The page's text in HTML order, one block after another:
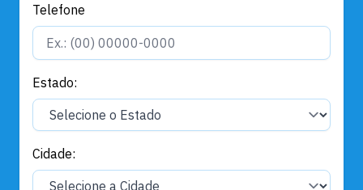
Telefone
Estado:
Cidade: